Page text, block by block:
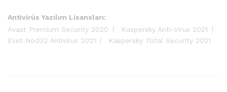
Antivirüs Yazılım Lisansları:
Avast Premium Security 2020
Kaspersky Anti-Virus 2021
Eset Nod32 Antivirus 2021
Kaspersky Total Security 2021